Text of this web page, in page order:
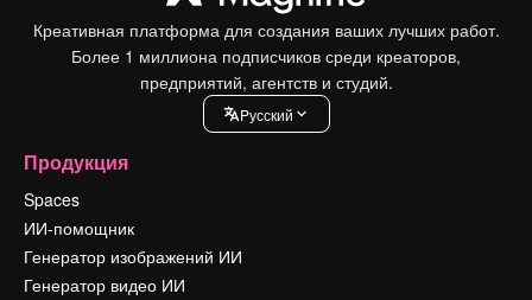
Креативная платформа для создания ваших лучших работ.
Более 1 миллиона подписчиков среди креаторов,
предприятий, агентств и студий.
Pусский
Продукция
Spaces
ИИ-помощник
Генератор изображений ИИ
Генератор видео ИИ